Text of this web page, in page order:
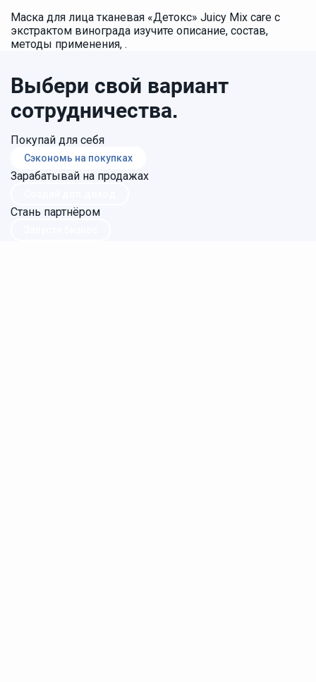
Маска для лица тканевая «Детокс» Juicy Mix care с
экстрактом винограда изучите описание, состав,
методы применения, .
Выбери свой вариант
сотрудничества.
Покупай для себя
Сэкономь на покупках
Зарабатывай на продажах
Стань партнёром